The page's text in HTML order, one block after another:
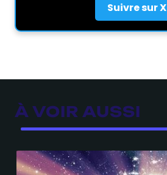
Suivre sur X
À VOIR AUSSI